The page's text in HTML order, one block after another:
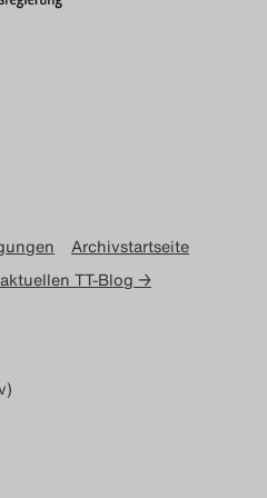
Archivstartseite
TT-Blog →